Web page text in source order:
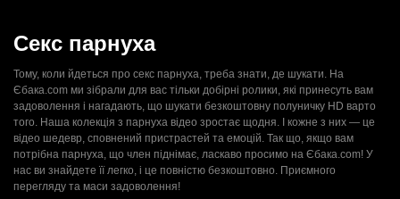
Секс парнуха
Тому, коли йдеться про секс парнуха, треба знати, де шукати. На
Єбака.com ми зібрали для вас тільки добірні ролики, які принесуть вам
задоволення і нагадають, що шукати безкоштовну полуничку HD варто
того. Наша колекція з парнуха відео зростає щодня. І кожне з них — це
відео шедевр, сповнений пристрастей та емоцій. Так що, якщо вам
потрібна парнуха, що член піднімає, ласкаво просимо на Єбака.com! У
нас ви знайдете її легко, і це повністю безкоштовно. Приємного
перегляду та маси задоволення!